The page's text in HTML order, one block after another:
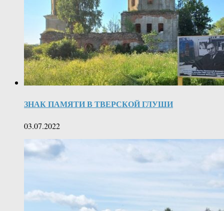
ЗНАК ПАМЯТИ В ТВЕРСКОЙ ГЛУШИ
03.07.2022